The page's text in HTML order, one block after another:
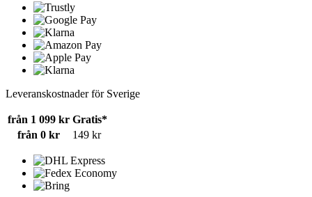
Leveranskostnader för Sverige
från 1 099 kr Gratis*
från 0 kr
149 kr